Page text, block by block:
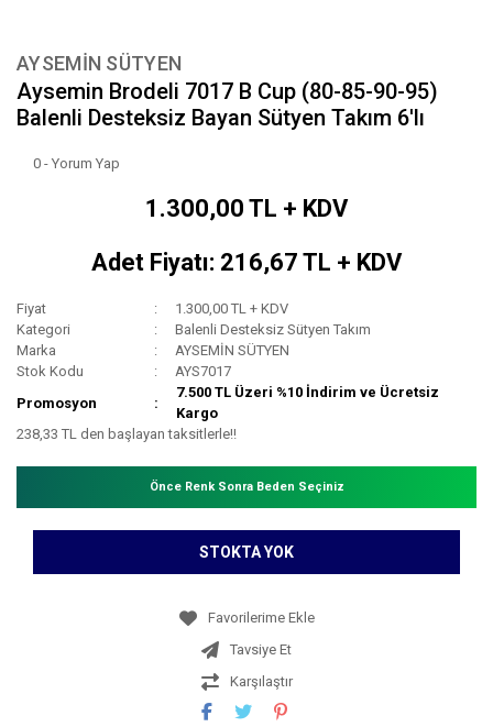
AYSEMİN SÜTYEN
Aysemin Brodeli 7017 B Cup (80-85-90-95)
Balenli Desteksiz Bayan Sütyen Takım 6'lı
0 - Yorum Yap
1.300,00 TL + KDV
Adet Fiyatı: 216,67 TL + KDV
Fiyat
1.300,00 TL + KDV
Kategori
Balenli Desteksiz Sütyen Takım
Marka
AYSEMİN SÜTYEN
Stok Kodu
AYS7017
Promosyon
7.500 TL Üzeri %10 İndirim ve Ücretsiz
Kargo
238,33 TL den başlayan taksitlerle!!
Önce Renk Sonra Beden Seçiniz
STOKTA YOK
Tavsiye Et
Karşılaştır